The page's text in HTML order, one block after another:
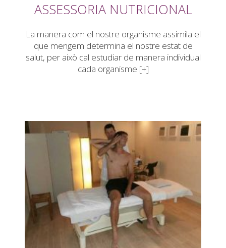
ASSESSORIA NUTRICIONAL
La manera com el nostre organisme assimila el
que mengem determina el nostre estat de
salut, per això cal estudiar de manera individual
cada organisme [+]